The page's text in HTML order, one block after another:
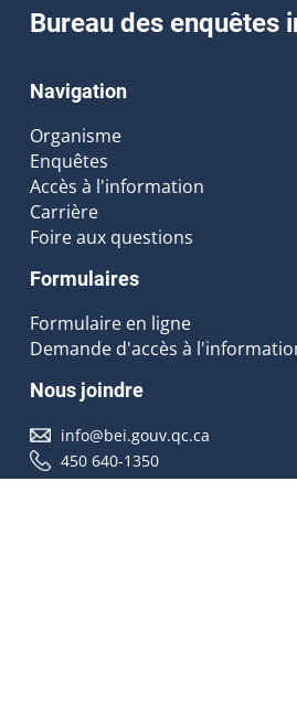
Bureau des enquêtes
Navigation
Organisme
Enquêtes
Accès à l'information
Carrière
Foire aux questions
Formulaires
Formulaire en ligne
Demande d'accès à
Nous joindre
info@bei.gouv.qc.ca
450 640-1350